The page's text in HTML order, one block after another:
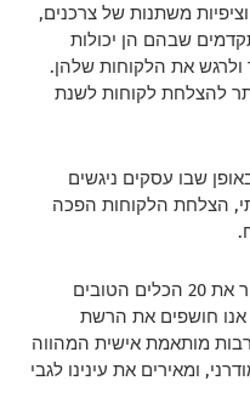
משתנות של צרכנים,
שבהם הן יכולות
ולרגש את הלקוחות שלהן.
ביותר להצלחת לקוחות לשנת
שבו עסקים ניגשים
הצלחת הלקוחות הפכה
כאשר אנו יוצאים למסע זה כדי לחקור את 20 הכלים הטובים
להצלחת לקוחות לשנת 2025, אנו חושפים את הרשת
מותאמת אישית המהווה
ומאירים את עינינו לגבי